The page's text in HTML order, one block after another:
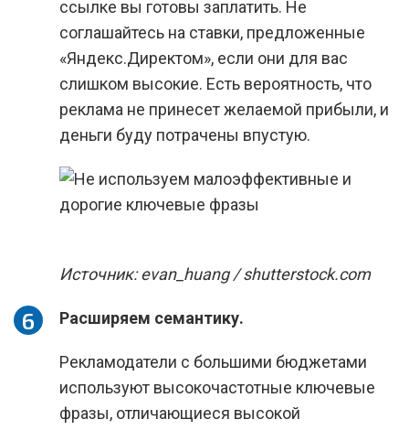
ссылке вы готовы заплатить. Не
соглашайтесь на ставки, предложенные
«Яндекс.Директом», если они для вас
слишком высокие. Есть вероятность, что
реклама не принесет желаемой прибыли, и
деньги буду потрачены впустую.
Источник: evan_huang / shutterstock.com
Расширяем семантику.
Рекламодатели с большими бюджетами
используют высокочастотные ключевые
фразы, отличающиеся высокой